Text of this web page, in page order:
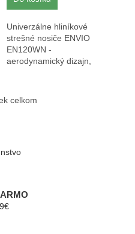
hviezdičiek.
Univerzálne hliníkové
strešné nosiče ENVIO
EN120WN -
aerodynamický dizajn,
O
d
e
p
celkom